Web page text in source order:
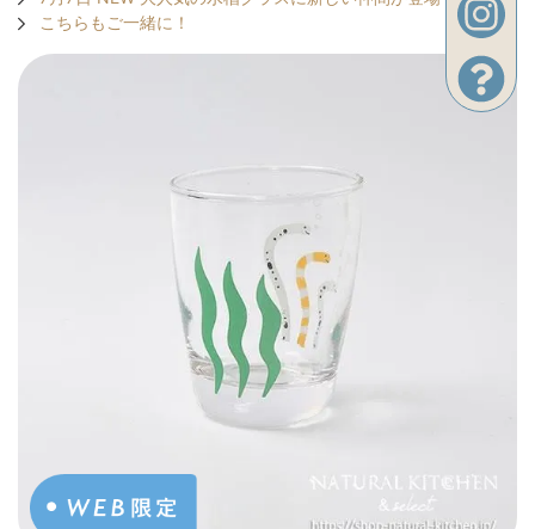
こちらもご一緒に！